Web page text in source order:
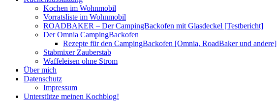
Kochen im Wohnmobil
Vorratsliste im Wohnmobil
ROADBAKER – Der CampingBackofen mit Glasdeckel [Testbericht]
Der Omnia CampingBackofen
Rezepte für den CampingBackofen [Omnia, RoadBaker und andere]
Stabmixer Zauberstab
Waffeleisen ohne Strom
Über mich
Datenschutz
Impressum
Unterstütze meinen Kochblog!